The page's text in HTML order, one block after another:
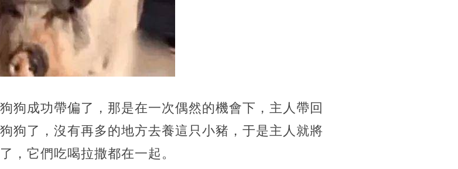
狗成功帶偏了，那是在一次偶然的機會下，主人帶回
狗了，沒有再多的地方去養這只小豬，于是主人就將
，它們吃喝拉撒都在一起。